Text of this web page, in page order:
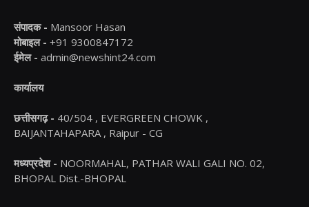
संपादक - Mansoor Hasan
मोबाइल - +91 9300847172
ईमेल - admin@newshint24.com
कार्यालय
छत्तीसगढ़ - 40/504 , EVERGREEN CHOWK ,
BAIJANTAHAPARA , Raipur - CG
मध्यप्रदेश - NOORMAHAL, PATHAR WALI GALI NO. 02,
BHOPAL Dist.-BHOPAL